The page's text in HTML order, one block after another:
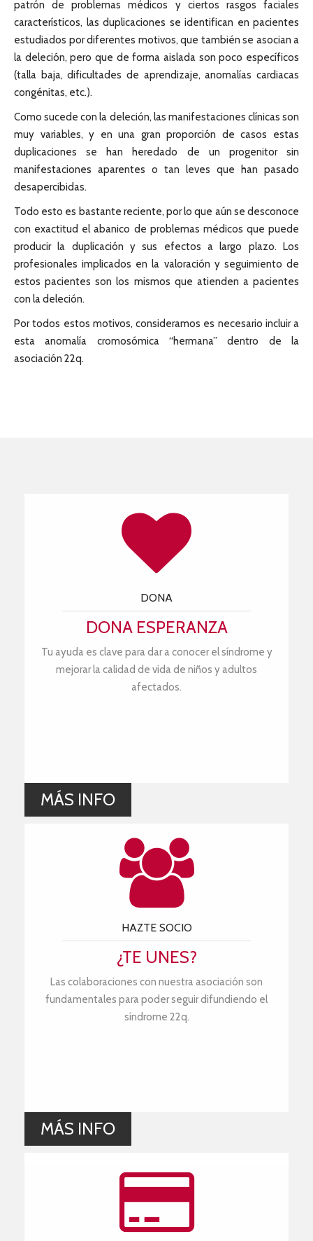
patrón de problemas médicos y ciertos rasgos faciales
característicos, las duplicaciones se identifican en pacientes
estudiados por diferentes motivos, que también se asocian a
la deleción, pero que de forma aislada son poco específicos
(talla baja, dificultades de aprendizaje, anomalías cardiacas
congénitas, etc.).
Como sucede con la deleción, las manifestaciones clínicas son
muy variables, y en una gran proporción de casos estas
duplicaciones se han heredado de un progenitor sin
manifestaciones aparentes o tan leves que han pasado
desapercibidas.
Todo esto es bastante reciente, por lo que aún se desconoce
con exactitud el abanico de problemas médicos que puede
producir la duplicación y sus efectos a largo plazo. Los
profesionales implicados en la valoración y seguimiento de
estos pacientes son los mismos que atienden a pacientes
con la deleción.
Por todos estos motivos, consideramos es necesario incluir a
esta anomalía cromosómica “hermana” dentro de la
asociación 22q.
DONA
DONA ESPERANZA
Tu ayuda es clave para dar a conocer el síndrome y
mejorar la calidad de vida de niños y adultos
afectados.
MÁS INFO
HAZTE SOCIO
¿TE UNES?
Las colaboraciones con nuestra asociación son
fundamentales para poder seguir difundiendo el
síndrome 22q.
MÁS INFO